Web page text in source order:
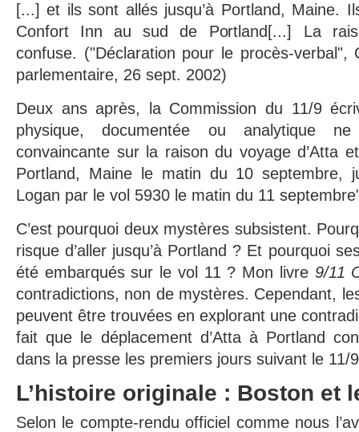
[...] et ils sont allés jusqu’à Portland, Maine.
Confort Inn au sud de Portland[...] La
confuse. ("Déclaration pour le procès-verbal",
parlementaire, 26 sept. 2002)
Deux ans après, la Commission du 11/9
physique, documentée ou analytique ne
convaincante sur la raison du voyage d’Atta
Portland, Maine le matin du 10 septembre,
Logan par le vol 5930 le matin du 11
C’est pourquoi deux mystères subsistent.
risque d’aller jusqu’à Portland ? Et pourquoi
été embarqués sur le vol 11 ? Mon livre 9/11
contradictions, non de mystères. Cependant,
peuvent être trouvées en explorant une
fait que le déplacement d’Atta à Portland
dans la presse les premiers jours suivant le 11/
L’histoire originale : Boston et
Selon le compte-rendu officiel comme nous